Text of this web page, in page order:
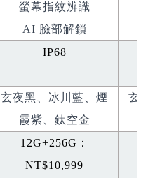
螢幕指紋辨識
AI 臉部解鎖
IP68
玄夜黑、冰川藍、煙
霞紫、鈦空金
玄
12G+256G ：
NT$10,999